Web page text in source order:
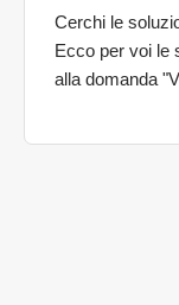
Cerchi le
Ecco per voi le
alla domanda